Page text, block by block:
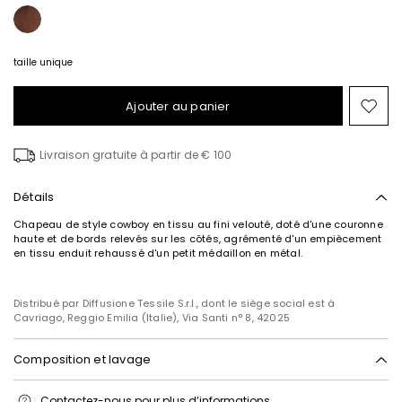
taille unique
Ajouter au panier
Livraison gratuite à partir de € 100
Détails
Chapeau de style cowboy en tissu au fini velouté, doté d'une couronne
haute et de bords relevés sur les côtés, agrémenté d'un empiècement
en tissu enduit rehaussé d'un petit médaillon en métal.
Distribué par Diffusione Tessile S.r.l., dont le siège social est à
Cavriago, Reggio Emilia (Italie), Via Santi n° 8, 42025
Composition et lavage